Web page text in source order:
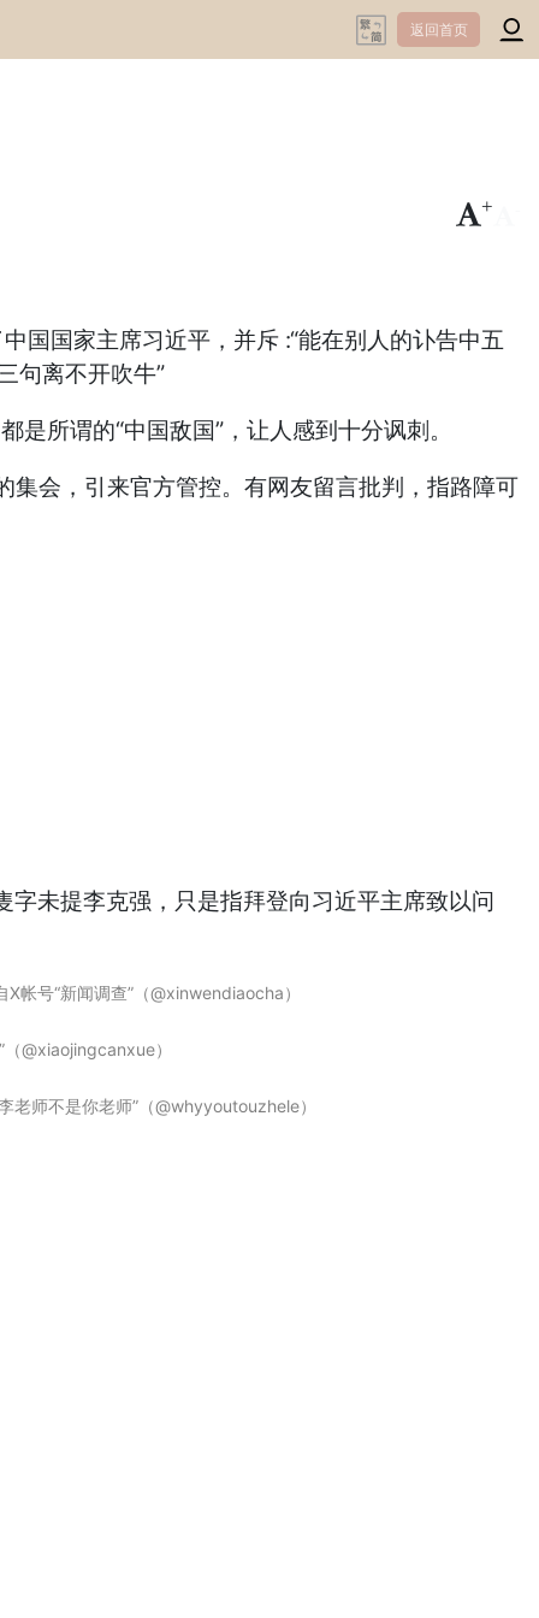
返回首页
+
国国家主席习近平，并斥 :“能在别人的讣告中五
句离不开吹牛”
所谓的“中国敌国”，让人感到十分讽刺。
会，引来官方管控。有网友留言批判，指路障可
未提李克强，只是指拜登向习近平主席致以问
帐号“新闻调查”（@xinwendiaocha）
@xiaojingcanxue）
师不是你老师”（@whyyoutouzhele）